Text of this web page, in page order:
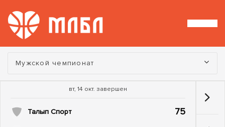
Турнир:
Мужской чемпионат
вт, 14 окт. завершен
Талып Спорт 75